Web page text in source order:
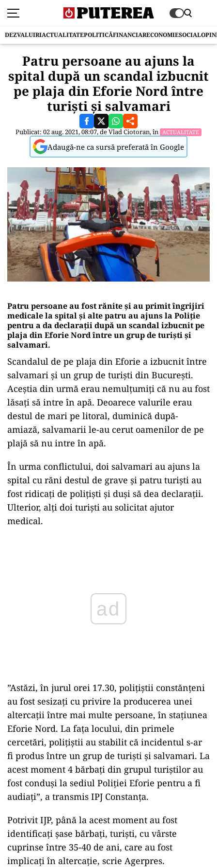
DEZVALUIRIACTUALITATEPOLITICĂFINANCIARECONOMIESOCIAL
Patru persoane au ajuns la
spital după un scandal izbucnit
pe plaja din Eforie Nord între
turiști și salvamari
Publicat: 02 aug. 2021, 08:07, deVlad Ciotoran, în ACTUALITATE
Adaugă-ne ca sursă preferată în Google
Patru persoane au fost rănite și au primit îngrijiri
medicale la spital și alte patru au ajuns la Poliție
pentru a da declarații după un scandal izbucnit pe
plaja din Eforie Nord între un grup de turiști și
salvamari.
Scandalul de pe plaja din Eforie a izbucnit între
salvamari și un grup de turiști din București.
Aceștia din urmă erau nemulțumiți că nu au fost
lăsați să intre în apă. Deoarece valurile erau
destul de mari pe litoral, duminică după-
amiază, salvamarii le-au cerut oamenilor de pe
plajă să nu intre în apă.
În urma conflictului, doi salvamari au ajuns la
spital cu răni destul de grave și patru turiști au
fost ridicați de polițiști și duși să dea declarații.
Ulterior, alți doi turiști au solicitat ajutor
medical.
”Astăzi, în jurul orei 17.30, polițiștii constănțeni
au fost sesizați cu privire la producerea unei
altercații între mai multe persoane, în stațiunea
Eforie Nord. La fața locului, din primele
cercetări, polițiștii au stabilit că incidentul s-ar
fi produs între un grup de turiști și salvamari. La
acest moment 4 bărbați din grupul turiștilor au
fost conduși la sediul Poliției Eforie pentru a fi
audiați”, a transmis IPJ Constanța.
Potrivit IJP, până la acest moment au fost
identificaţi şase bărbaţi, turişti, cu vârste
cuprinse între 35-40 de ani, care au fost
implicaţi în altercaţie, scrie Agerpres.